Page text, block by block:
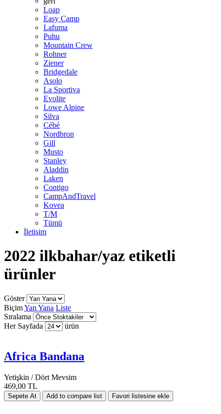
Loap
Easy Camp
Lafuma
Puhu
Mountain Crew
Rohner
Ziener
Bridgedale
Asolo
La Sportiva
Evolite
Lowe Alpine
Silva
Cébé
Nordbron
Gill
Musto
Stanley
Aladdin
Laken
Contigo
CampAndTravel
Kovea
T/M
Tümü
İletişim
2022 ilkbahar/yaz etiketli
ürünler
Göster
BiçimYan Yana Liste
Sıralama
Her Sayfada
ürün
Africa Bandana
Yetişkin / Dört Mevsim
469,00 TL